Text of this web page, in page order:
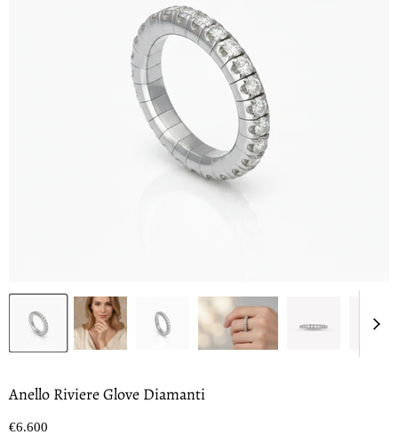
Anello Riviere Glove Diamanti
Prezzo oggi
€6.600